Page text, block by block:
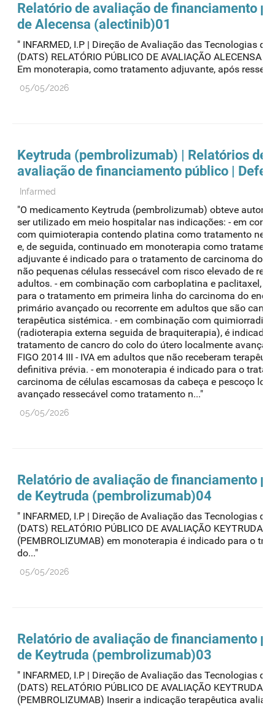
Relatório de avaliação de financiamento
de Alecensa (alectinib)01
" INFARMED, I.P | Direção de Avaliação das Tecnologias de
(DATS) RELATÓRIO PÚBLICO DE AVALIAÇÃO ALECENSA
Em monoterapia, como tratamento adjuvante, após
05/05/2026
Keytruda (pembrolizumab) | Relatórios de
avaliação de financiamento público |
Infarmed
"O medicamento Keytruda (pembrolizumab) obteve
ser utilizado em meio hospitalar nas indicações: - em
com quimioterapia contendo platina como tratamento
e, de seguida, continuado em monoterapia como
adjuvante é indicado para o tratamento de carcinoma do
não pequenas células ressecável com risco elevado de
adultos. - em combinação com carboplatina e paclitaxel, é
para o tratamento em primeira linha do carcinoma do
primário avançado ou recorrente em adultos que são
terapêutica sistémica. - em combinação com
(radioterapia externa seguida de braquiterapia), é indicado
tratamento de cancro do colo do útero localmente
FIGO 2014 III - IVA em adultos que não receberam
definitiva prévia. - em monoterapia é indicado para o
carcinoma de células escamosas da cabeça e pescoço
avançado ressecável como tratamento n..."
05/05/2026
Relatório de avaliação de financiamento
de Keytruda (pembrolizumab)04
" INFARMED, I.P | Direção de Avaliação das Tecnologias de
(DATS) RELATÓRIO PÚBLICO DE AVALIAÇÃO KEYTRUDA
(PEMBROLIZUMAB) em monoterapia é indicado para o
do..."
05/05/2026
Relatório de avaliação de financiamento
de Keytruda (pembrolizumab)03
" INFARMED, I.P | Direção de Avaliação das Tecnologias de
(DATS) RELATÓRIO PÚBLICO DE AVALIAÇÃO KEYTRUDA
(PEMBROLIZUMAB) Inserir a indicação terapêutica